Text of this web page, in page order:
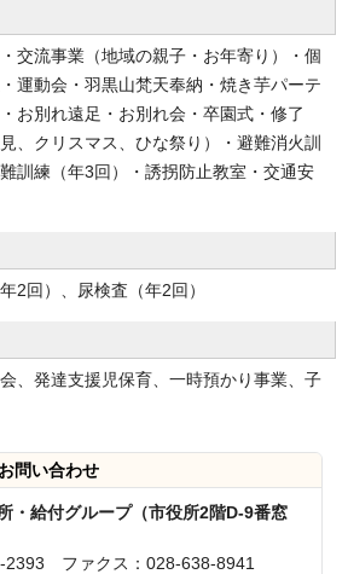
交流事業（地域の親子・お年寄り）・個
運動会・羽黒山梵天奉納・焼き芋パーテ
お別れ遠足・お別れ会・卒園式・修了
、クリスマス、ひな祭り）・避難消火訓
訓練（年3回）・誘拐防止教室・交通安
2回）、尿検査（年2回）
、発達支援児保育、一時預かり事業、子
お問い合わせ
・給付グループ（市役所2階D-9番窓
2393 ファクス：028-638-8941